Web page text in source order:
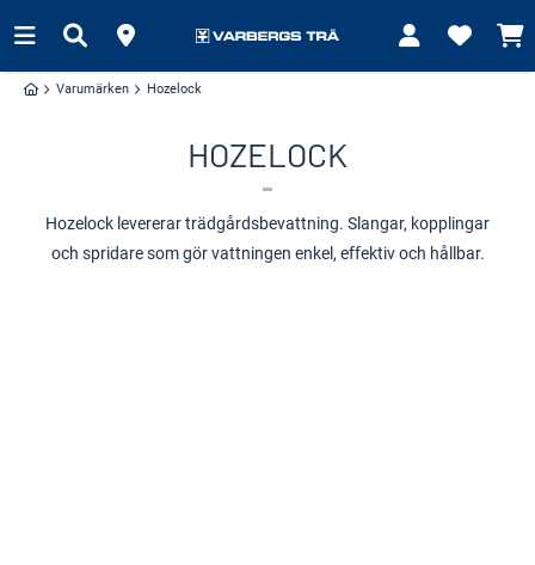
Varumärken Hozelock
HOZELOCK
Hozelock levererar trädgårdsbevattning. Slangar, kopplingar
och spridare som gör vattningen enkel, effektiv och hållbar.